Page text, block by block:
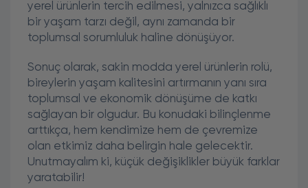
yerel ürünlerin tercih edilmesi, yalnızca sağlıklı
bir yaşam tarzı değil, aynı zamanda bir
toplumsal sorumluluk haline dönüşüyor.
Sonuç olarak, sakin modda yerel ürünlerin rolü,
bireylerin yaşam kalitesini artırmanın yanı sıra
toplumsal ve ekonomik dönüşüme de katkı
sağlayan bir olgudur. Bu konudaki bilinçlenme
arttıkça, hem kendimize hem de çevremize
olan etkimiz daha belirgin hale gelecektir.
Unutmayalım ki, küçük değişiklikler büyük farklar
yaratabilir!